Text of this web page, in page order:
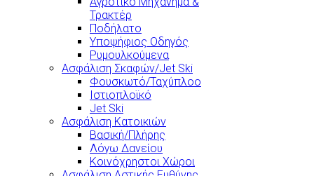
Τρακτέρ
Ποδήλατο
Υποψήφιος Οδηγός
Ρυμουλκούμενα
Ασφάλιση Σκαφών/Jet Ski
Φουσκωτό/Ταχύπλοο
Ιστιοπλοϊκό
Jet Ski
Ασφάλιση Κατοικιών
Βασική/Πλήρης
Λόγω Δανείου
Κοινόχρηστοι Χώροι